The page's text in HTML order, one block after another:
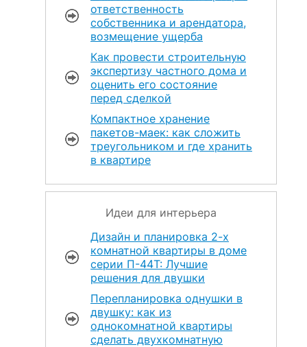
ответственность
собственника и арендатора,
возмещение ущерба
Как провести строительную
экспертизу частного дома и
оценить его состояние
перед сделкой
Компактное хранение
пакетов-маек: как сложить
треугольником и где хранить
в квартире
Идеи для интерьера
Дизайн и планировка 2-х
комнатной квартиры в доме
серии П-44Т: Лучшие
решения для двушки
Перепланировка однушки в
двушку: как из
однокомнатной квартиры
сделать двухкомнатную